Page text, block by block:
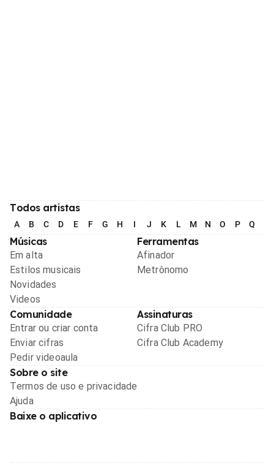
Todos artistas
A B C D E F G H I J K L M N O P Q
Músicas
Em alta
Estilos musicais
Novidades
Videos
Ferramentas
Afinador
Metrônomo
Comunidade
Entrar ou criar conta
Enviar cifras
Pedir videoaula
Assinaturas
Cifra Club PRO
Cifra Club Academy
Sobre o site
Termos de uso e privacidade
Ajuda
Baixe o aplicativo